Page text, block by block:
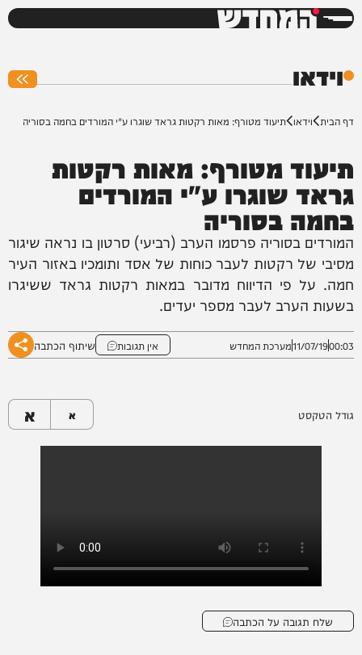
המחדש
וידאו
דף הבית וידאו תיעוד מטורף: מאות רקטות גראד שוגרו ע"י המורדים בחמה בסוריה
תיעוד מטורף: מאות רקטות
גראד שוגרו ע"י המורדים
בחמה בסוריה
המורדים בסוריה פרסמו הערב (רביעי) סרטון בו נראה שיגור
מסיבי של רקטות לעבר כוחות של אסד ותומכיו באזור העיר
חמה. על פי הדיווח מדובר במאות רקטות גראד ששיגרו
בשעות הערב לעבר מספר יעדים.
00:03
11/07/19מערכת המחדש אין תגובות שיתוף הכתבה
גודל הטקסט א א
שלח תגובה על הכתבה